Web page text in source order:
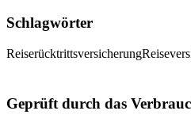
Schlagwörter
Reiserücktrittsversicherung
Geprüft durch das